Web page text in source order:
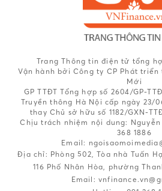
Trang Thông tin điện tử tổng
Vận hành bởi Công ty CP Phát
Mới
GP TTĐT Tổng hợp số 2604/GP-
Truyền thông Hà Nội cấp ngày 23/
thay Chủ sở hữu số 1182/GXN-
Chịu trách nhiệm nội dung:
368 1886
Email:
Địa chỉ: Phòng 502, Tòa nhà Tuấn
116 Phố Nhân Hòa, phường
Email: